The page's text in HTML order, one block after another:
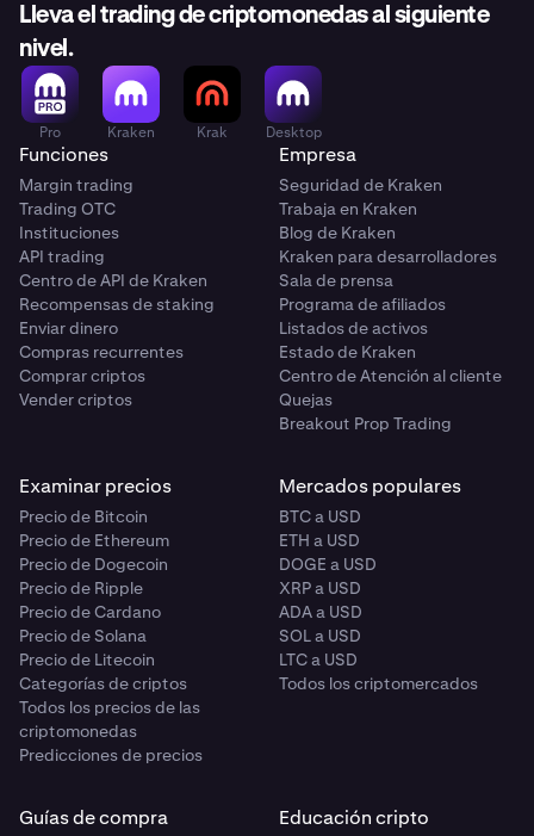
Lleva el trading de criptomonedas al siguiente
nivel.
Pro Kraken Krak Desktop
Funciones
Margin trading
Trading OTC
Instituciones
API trading
Centro de API de Kraken
Recompensas de staking
Enviar dinero
Compras recurrentes
Comprar criptos
Vender criptos
Empresa
Seguridad de Kraken
Trabaja en Kraken
Blog de Kraken
Kraken para desarrolladores
Sala de prensa
Programa de afiliados
Listados de activos
Estado de Kraken
Centro de Atención al cliente
Quejas
Breakout Prop Trading
Examinar precios
Precio de Bitcoin
Precio de Ethereum
Precio de Dogecoin
Precio de Ripple
Precio de Cardano
Precio de Solana
Precio de Litecoin
Categorías de criptos
Todos los precios de las
criptomonedas
Predicciones de precios
Mercados populares
BTC a USD
ETH a USD
DOGE a USD
XRP a USD
ADA a USD
SOL a USD
LTC a USD
Todos los criptomercados
Guías de compra Educación cripto